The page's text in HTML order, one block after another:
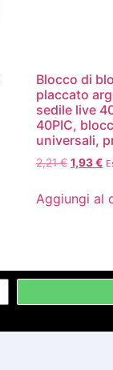
Blocco di
placcato
sedile live
40PIC,
universali,
2,21€ 1,93€
Aggiungi al